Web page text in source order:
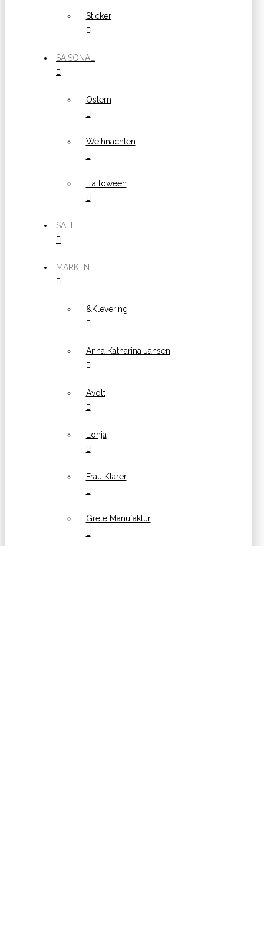
Sticker
SAISONAL
Ostern
Weihnachten
Halloween
SALE
MARKEN
&Klevering
Anna Katharina Jansen
Avolt
Lonja
Frau Klarer
Grete Manufaktur